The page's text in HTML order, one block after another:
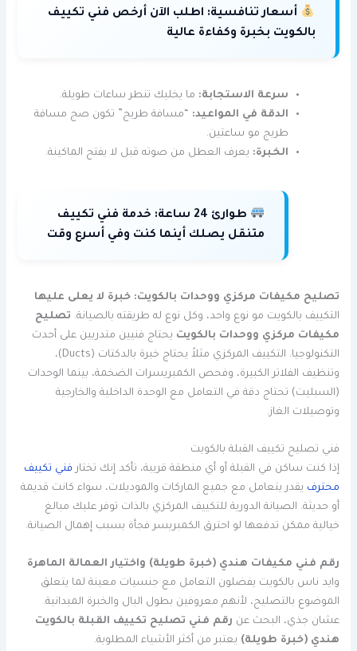
أسعار تنافسية: اطلب الآن أرخص فني تكييف
بالكويت بخبرة وكفاءة عالية
سرعة الاستجابة: ما يخليك تنطر ساعات طويلة.
الدقة في المواعيد: “مسافة طريج” تكون صج مسافة
طريج مو ساعتين.
الخبرة: يعرف العطل من صوته قبل لا يفتح الماكينة.
طوارئ 24 ساعة:
خدمة فني تكييف
متنقل يصلك أينما كنت وفي أسرع وقت
تصليح مكيفات مركزي ووحدات بالكويت: خبرة لا يعلى عليها
التكييف بالكويت مو نوع واحد، وكل نوع له طريقته بالصيانة. تصليح
مكيفات مركزي ووحدات بالكويت يحتاج فنيين متدربين على أحدث
التكنولوجيا. التكييف المركزي مثلاً يحتاج خبرة بالدكتات (Ducts)،
وتنظيف الفلاتر الكبيرة، وفحص الكمبريسرات الضخمة، بينما الوحدات
(السبليت) تحتاج دقة في التعامل مع الوحدة الداخلية والخارجية
وتوصيلات الغاز.
فني تصليح تكييف القبلة بالكويت
إذا كنت ساكن في القبلة أو أي منطقة قريبة، تأكد إنك تختار فني تكييف
محترف يقدر يتعامل مع جميع الماركات والموديلات، سواء كانت قديمة
أو حديثة. الصيانة الدورية للتكييف المركزي بالذات توفر عليك مبالغ
خيالية ممكن تدفعها لو احترق الكمبريسر فجأة بسبب إهمال الصيانة.
رقم فني مكيفات هندي (خبرة طويلة) واختيار العمالة الماهرة
وايد ناس بالكويت يفضلون التعامل مع جنسيات معينة لما يتعلق
الموضوع بالتصليح، لأنهم معروفين بطول البال والخبرة الميدانية.
عشان جذي، البحث عن رقم فني تصليح تكييف القبلة بالكويت
هندي (خبرة طويلة) يعتبر من أكثر الأشياء المطلوبة.